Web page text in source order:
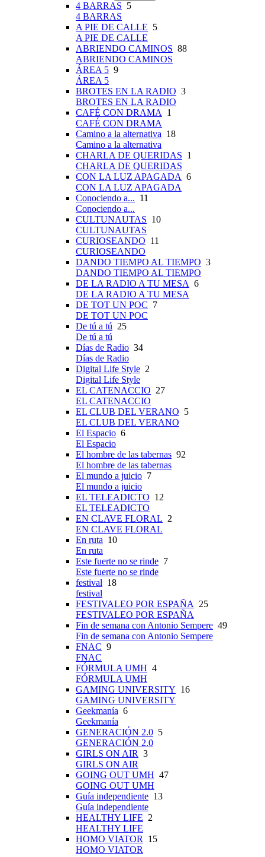
4 BARRAS 5
4 BARRAS
A PIE DE CALLE 5
A PIE DE CALLE
ABRIENDO CAMINOS 88
ABRIENDO CAMINOS
ÁREA 5 9
ÁREA 5
BROTES EN LA RADIO 3
BROTES EN LA RADIO
CAFÉ CON DRAMA 1
CAFÉ CON DRAMA
Camino a la alternativa 18
Camino a la alternativa
CHARLA DE QUERIDAS 1
CHARLA DE QUERIDAS
CON LA LUZ APAGADA 6
CON LA LUZ APAGADA
Conociendo a... 11
Conociendo a...
CULTUNAUTAS 10
CULTUNAUTAS
CURIOSEANDO 11
CURIOSEANDO
DANDO TIEMPO AL TIEMPO 3
DANDO TIEMPO AL TIEMPO
DE LA RADIO A TU MESA 6
DE LA RADIO A TU MESA
DE TOT UN POC 7
DE TOT UN POC
De tú a tú 25
De tú a tú
Días de Radio 34
Días de Radio
Digital Life Style 2
Digital Life Style
EL CATENACCIO 27
EL CATENACCIO
EL CLUB DEL VERANO 5
EL CLUB DEL VERANO
El Espacio 6
El Espacio
El hombre de las tabernas 92
El hombre de las tabernas
El mundo a juicio 7
El mundo a juicio
EL TELEADICTO 12
EL TELEADICTO
EN CLAVE FLORAL 2
EN CLAVE FLORAL
En ruta 10
En ruta
Este fuerte no se rinde 7
Este fuerte no se rinde
festival 18
festival
FESTIVALEO POR ESPAÑA 25
FESTIVALEO POR ESPAÑA
Fin de semana con Antonio Sempere 49
Fin de semana con Antonio Sempere
FNAC 9
FNAC
FÓRMULA UMH 4
FÓRMULA UMH
GAMING UNIVERSITY 16
GAMING UNIVERSITY
Geekmanía 6
Geekmanía
GENERACIÓN 2.0 5
GENERACIÓN 2.0
GIRLS ON AIR 3
GIRLS ON AIR
GOING OUT UMH 47
GOING OUT UMH
Guía independiente 13
Guía independiente
HEALTHY LIFE 2
HEALTHY LIFE
HOMO VIATOR 15
HOMO VIATOR